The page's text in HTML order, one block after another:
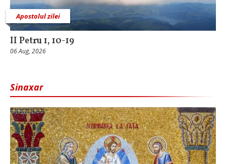
Apostolul zilei
II Petru 1, 10-19
06 Aug, 2026
Sinaxar